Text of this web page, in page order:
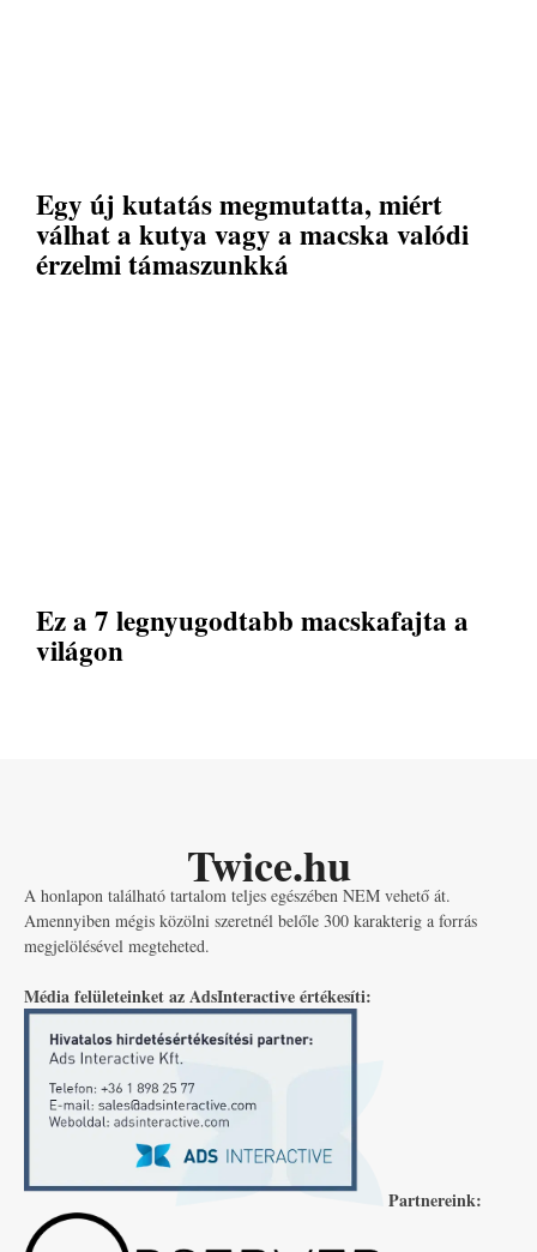
Egy új kutatás megmutatta, miért
válhat a kutya vagy a macska valódi
érzelmi támaszunkká
Ez a 7 legnyugodtabb macskafajta a
világon
Twice.hu
A honlapon található tartalom teljes egészében NEM vehető át.
Amennyiben mégis közölni szeretnél belőle 300 karakterig a forrás
megjelölésével megteheted.
Média felületeinket az AdsInteractive értékesíti:
Partnereink: